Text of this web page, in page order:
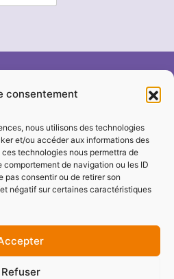
consentement
nous utilisons des technologies
et/ou accéder aux informations des
technologies nous permettra de
de navigation ou les ID
pas consentir ou de retirer son
négatif sur certaines caractéristiques
Refuser
/ COLLECTIVITÉ